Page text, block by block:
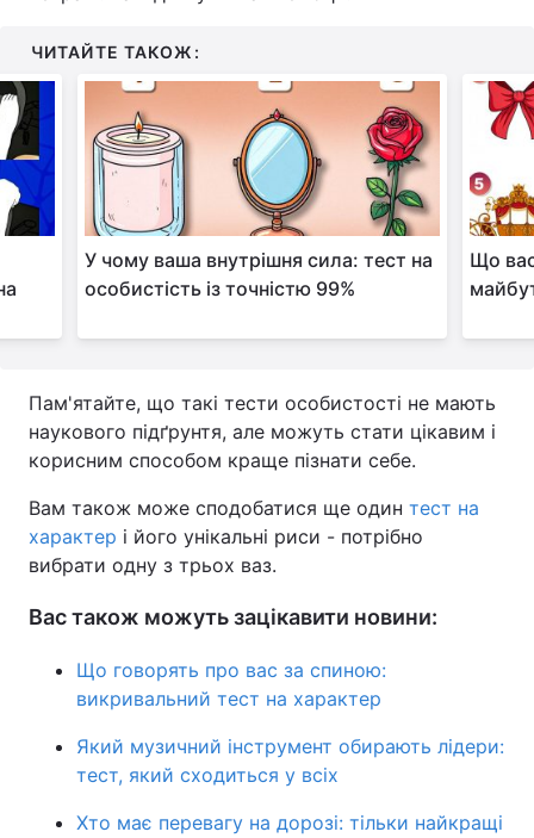
ЧИТАЙТЕ ТАКОЖ:
У чому ваша внутрішня сила: тест на
особистість із точністю 99%
Що
Пам'ятайте, що такі тести особистості не мають
наукового підґрунтя, але можуть стати цікавим і
корисним способом краще пізнати себе.
Вам також може сподобатися ще один тест на
характер і його унікальні риси - потрібно
вибрати одну з трьох ваз.
Вас також можуть зацікавити новини:
Що говорять про вас за спиною:
викривальний тест на характер
Який музичний інструмент обирають лідери:
тест, який сходиться у всіх
Хто має перевагу на дорозі: тільки найкращі